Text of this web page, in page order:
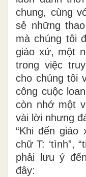
chung, cùng
sẻ những
mà chúng tôi
giáo xứ, một
trong việc
cho chúng tôi
công cuộc
còn nhớ một
vài lời nhưng
“Khi đến
chữ T: ‘tình”,
phải lưu ý
đây: